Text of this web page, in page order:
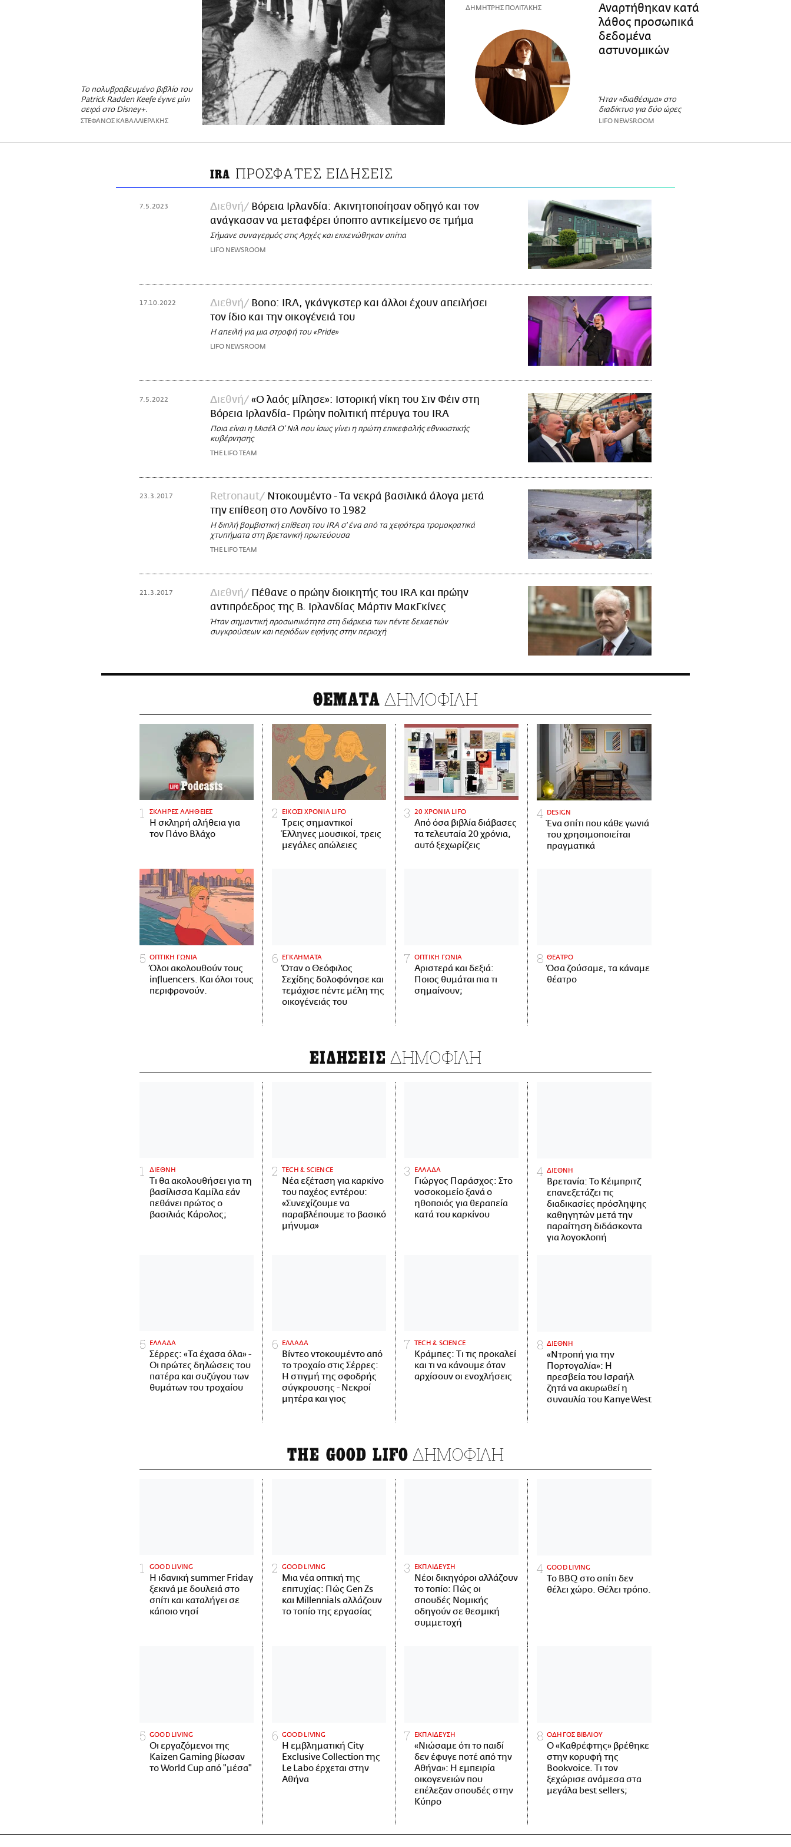
Το πολυβραβευμένο βιβλίο του
Patrick Radden Keefe έγινε μίνι
σειρά στο Disney+.
ΣΤΕΦΑΝΟΣ ΚΑΒΑΛΛΙΕΡΑΚΗΣ
ΔΗΜΗΤΡΗΣ ΠΟΛΙΤΑΚΗΣ
Αναρτήθηκαν κατά
λάθος προσωπικά
δεδομένα
αστυνομικών
Ήταν «διαθέσιμα» στο
διαδίκτυο για δύο ώρες
LIFO NEWSROOM
IRA ΠΡΟΣΦΑΤΕΣ ΕΙΔΗΣΕΙΣ
7.5.2023 Διεθνή
Βόρεια Ιρλανδία: Ακινητοποίησαν οδηγό και τον
ανάγκασαν να μεταφέρει ύποπτο αντικείμενο σε τμήμα
Σήμανε συναγερμός στις Αρχές και εκκενώθηκαν σπίτια
LIFO NEWSROOM
17.10.2022 Διεθνή
Bono: IRA, γκάνγκστερ και άλλοι έχουν απειλήσει
τον ίδιο και την οικογένειά του
Η απειλή για μια στροφή του «Pride»
LIFO NEWSROOM
7.5.2022 Διεθνή
«Ο λαός μίλησε»: Ιστορική νίκη του Σιν Φέιν στη
Βόρεια Ιρλανδία- Πρώην πολιτική πτέρυγα του IRA
Ποια είναι η Μισέλ Ο’ Νιλ που ίσως γίνει η πρώτη επικεφαλής εθνικιστικής
κυβέρνησης
THE LIFO TEAM
23.3.2017 Retronaut
Ντοκουμέντο - Τα νεκρά βασιλικά άλογα μετά
την επίθεση στο Λονδίνο το 1982
Η διπλή βομβιστική επίθεση του ΙRA σ' ένα από τα χειρότερα τρομοκρατικά
χτυπήματα στη βρετανική πρωτεύουσα
THE LIFO TEAM
21.3.2017 Διεθνή
Πέθανε ο πρώην διοικητής του IRA και πρώην
αντιπρόεδρος της Β. Ιρλανδίας Mάρτιν ΜακΓκίνες
Ήταν σημαντική προσωπικότητα στη διάρκεια των πέντε δεκαετιών
συγκρούσεων και περιόδων ειρήνης στην περιοχή
ΘΕΜΑΤΑ ΔΗΜΟΦΙΛΗ
ΣΚΛΗΡΕΣ ΑΛΗΘΕΙΕΣ
H σκληρή αλήθεια για
τον Πάνο Βλάχο
ΕΙΚΟΣΙ ΧΡΟΝΙΑ LIFO
Tρεις σημαντικοί
Έλληνες μουσικοί, τρεις
μεγάλες απώλειες
20 ΧΡΟΝΙΑ LIFO
Από όσα βιβλία διάβασες
τα τελευταία 20 χρόνια,
αυτό ξεχωρίζεις
DESIGN
Ένα σπίτι που κάθε γωνιά
του χρησιμοποιείται
πραγματικά
ΟΠΤΙΚΗ ΓΩΝΙΑ
Όλοι ακολουθούν τους
influencers. Και όλοι τους
περιφρονούν.
ΕΓΚΛΗΜΑΤΑ
Όταν ο Θεόφιλος
Σεχίδης δολοφόνησε και
τεμάχισε πέντε μέλη της
οικογένειάς του
ΟΠΤΙΚΗ ΓΩΝΙΑ
Αριστερά και δεξιά:
Ποιος θυμάται πια τι
σημαίνουν;
ΘΕΑΤΡΟ
Όσα ζούσαμε, τα κάναμε
θέατρο
ΕΙΔΗΣΕΙΣ ΔΗΜΟΦΙΛΗ
ΔΙΕΘΝΗ
Τι θα ακολουθήσει για τη
βασίλισσα Καμίλα εάν
πεθάνει πρώτος ο
βασιλιάς Κάρολος;
ΤECH & SCIENCE
Νέα εξέταση για καρκίνο
του παχέος εντέρου:
«Συνεχίζουμε να
παραβλέπουμε το βασικό
μήνυμα»
ΕΛΛΑΔΑ
Γιώργος Παράσχος: Στο
νοσοκομείο ξανά ο
ηθοποιός για θεραπεία
κατά του καρκίνου
ΔΙΕΘΝΗ
Βρετανία: Το Κέιμπριτζ
επανεξετάζει τις
διαδικασίες πρόσληψης
καθηγητών μετά την
παραίτηση διδάσκοντα
για λογοκλοπή
ΕΛΛΑΔΑ
Σέρρες: «Τα έχασα όλα» -
Οι πρώτες δηλώσεις του
πατέρα και συζύγου των
θυμάτων του τροχαίου
ΕΛΛΑΔΑ
Βίντεο ντοκουμέντο από
το τροχαίο στις Σέρρες:
Η στιγμή της σφοδρής
σύγκρουσης - Νεκροί
μητέρα και γιος
ΤECH & SCIENCE
Κράμπες: Τι τις προκαλεί
και τι να κάνουμε όταν
αρχίσουν οι ενοχλήσεις
ΔΙΕΘΝΗ
«Ντροπή για την
Πορτογαλία»: Η
πρεσβεία του Ισραήλ
ζητά να ακυρωθεί η
συναυλία του Kanye West
THE GOOD LIFO ΔΗΜΟΦΙΛΗ
GOOD LIVING
Η ιδανική summer Friday
ξεκινά με δουλειά στο
σπίτι και καταλήγει σε
κάποιο νησί
GOOD LIVING
Μια νέα οπτική της
επιτυχίας: Πώς Gen Zs
και Millennials αλλάζουν
το τοπίο της εργασίας
ΕΚΠΑΙΔΕΥΣΗ
Νέοι δικηγόροι αλλάζουν
το τοπίο: Πώς οι
σπουδές Νομικής
οδηγούν σε θεσμική
συμμετοχή
GOOD LIVING
Το BBQ στο σπίτι δεν
θέλει χώρο. Θέλει τρόπο.
GOOD LIVING
Οι εργαζόμενοι της
Kaizen Gaming βίωσαν
το World Cup από "μέσα"
GOOD LIVING
Η εμβληματική City
Exclusive Collection της
Le Labo έρχεται στην
Αθήνα
ΕΚΠΑΙΔΕΥΣΗ
«Νιώσαμε ότι το παιδί
δεν έφυγε ποτέ από την
Αθήνα»: Η εμπειρία
οικογενειών που
επέλεξαν σπουδές στην
Κύπρο
ΟΔΗΓΟΣ ΒΙΒΛΙΟΥ
Ο «Καθρέφτης» βρέθηκε
στην κορυφή της
Bookvoice. Τι τον
ξεχώρισε ανάμεσα στα
μεγάλα best sellers;